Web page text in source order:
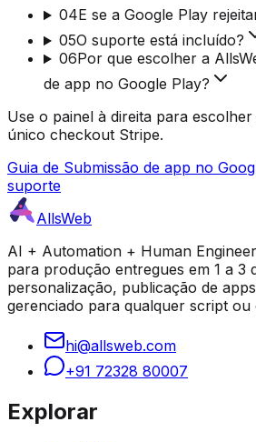
04E se a Google Play
05O suporte está incluído?
06Por que escolher a
de app no Google Play?
Use o painel à direita para
único checkout Stripe.
Guia de Submissão de app no
suporte
AllsWeb
AI + Automation + Human
para produção entregues em 1 a 3
personalização, publicação de
gerenciado para qualquer script ou
hi@allsweb.com
+91 72328 80007
Explorar